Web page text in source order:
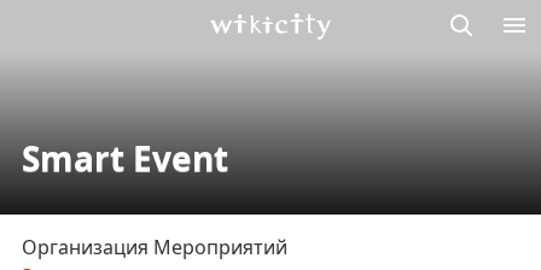
Smart Event
Организация Мероприятий